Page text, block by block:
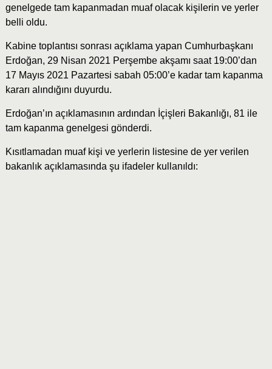
genelgede tam kapanmadan muaf olacak kişilerin ve yerler
belli oldu.
Kabine toplantısı sonrası açıklama yapan Cumhurbaşkanı
Erdoğan, 29 Nisan 2021 Perşembe akşamı saat 19:00’dan
17 Mayıs 2021 Pazartesi sabah 05:00’e kadar tam kapanma
kararı alındığını duyurdu.
Erdoğan’ın açıklamasının ardından İçişleri Bakanlığı, 81 ile
tam kapanma genelgesi gönderdi.
Kısıtlamadan muaf kişi ve yerlerin listesine de yer verilen
bakanlık açıklamasında şu ifadeler kullanıldı: